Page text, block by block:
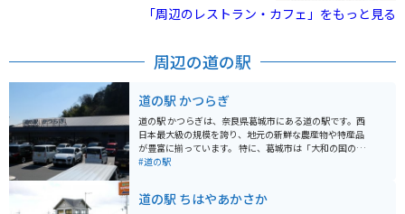
館、イベント開催、クラフトビールの醸造所になってい
て、田舎の素晴らしさがギュッと詰まったような施設で「周辺のレストラン・カフェ」をもっと見る
周辺の道の駅
道の駅 かつらぎ
道の駅 かつらぎは、奈良県葛城市にある道の駅です。西
日本最大級の規模を誇り、地元の新鮮な農産物や特産品
が豊富に揃っています。 特に、葛城市は「大和の国のま
ほろば」と呼ばれるほど、豊かな自然と歴史を感じられ
土産探しにも最適です。レストランでは、地元産の食材
#道の駅
道の駅 ちはやあかさか